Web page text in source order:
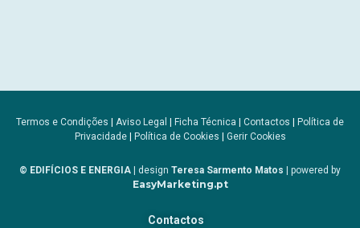
Termos e Condições | Aviso Legal | Ficha Técnica | Contactos | Política de
Privacidade| Política de Cookies | Gerir Cookies
© EDIFÍCIOS E ENERGIA | design Teresa Sarmento Matos | powered by
EasyMarketing.pt
Contactos